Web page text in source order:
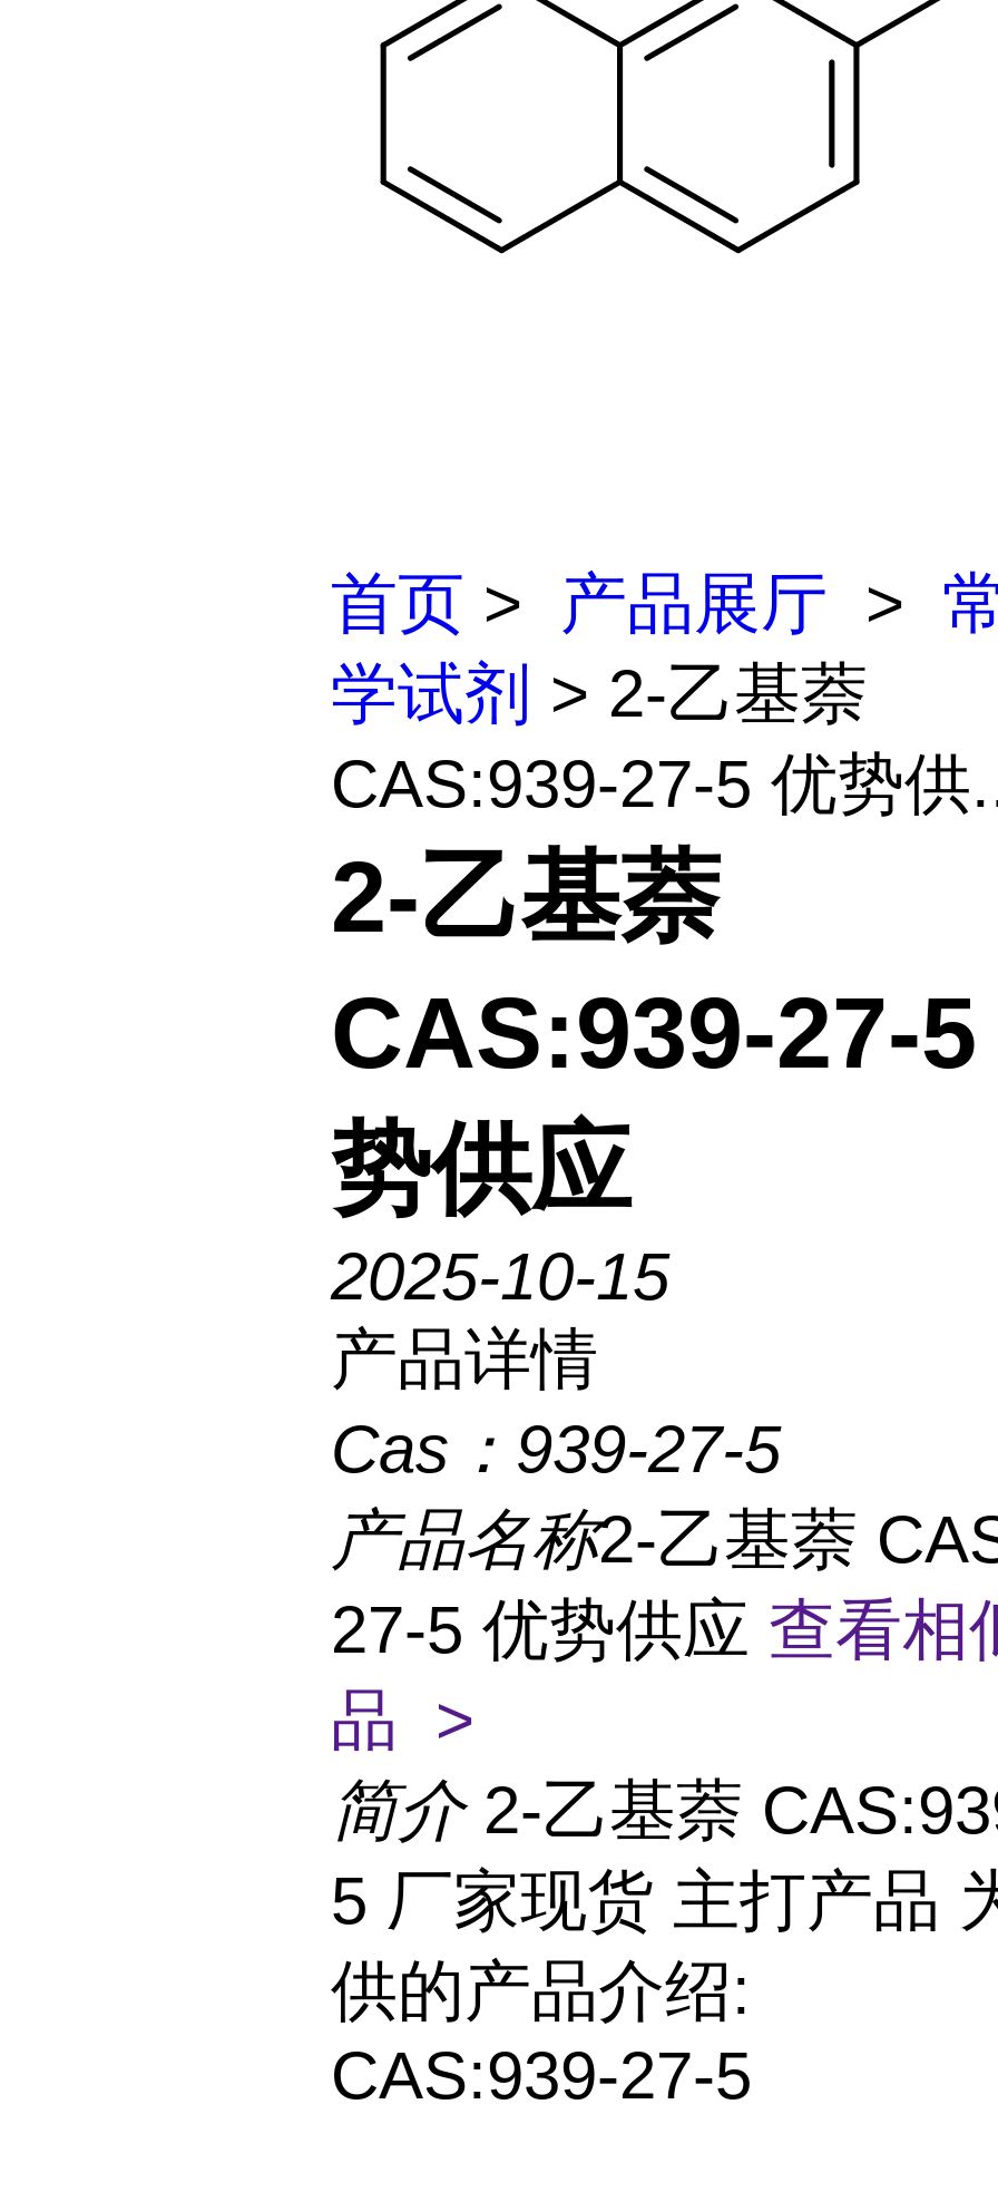
首页 > 产品展厅 >
学试剂 > 2-乙基萘
CAS:939-27-5 优势供
2-乙基萘
CAS:939-27-
势供应
2025-10-15
产品详情
Cas： 939-27-5
产品名称2-乙基萘
27-5 优势供应 查看相
品 >
简介 2-乙基萘
5 厂家现货 主打产品
供的产品介绍:
CAS:939-27-5